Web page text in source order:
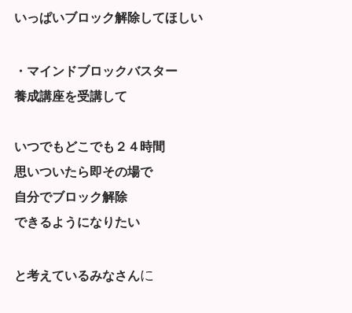
いっぱいブロック解除してほしい
・マインドブロックバスター
養成講座を受講して
いつでもどこでも２４時間
思いついたら即その場で
自分でブロック解除
できるようになりたい
と考えているみなさんに